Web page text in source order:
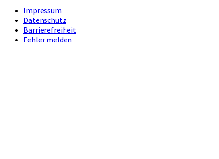
Impressum
Datenschutz
Barrierefreiheit
Fehler melden